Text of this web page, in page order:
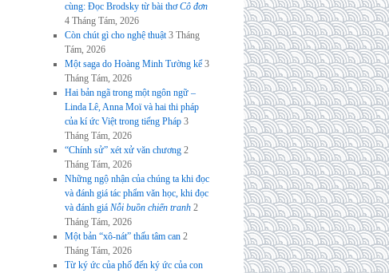
cùng: Đọc Brodsky từ bài thơCô đơn
4 Tháng Tám, 2026
Còn chút gì cho nghệ thuật 3 Tháng
Tám, 2026
Một saga do Hoàng Minh Tường kể 3
Tháng Tám, 2026
Hai bản ngã trong một ngôn ngữ –
Linda Lê, Anna Moï và hai thi pháp
của kí ức Việt trong tiếng Pháp 3
Tháng Tám, 2026
“Chính sử” xét xử văn chương 2
Tháng Tám, 2026
Những ngộ nhận của chúng ta khi đọc
và đánh giá tác phẩm văn học, khi đọc
và đánh giá Nỗi buồn chiến tranh 2
Tháng Tám, 2026
Một bản “xô-nát” thấu tâm can 2
Tháng Tám, 2026
Từ ký ức của phố đến ký ức của con